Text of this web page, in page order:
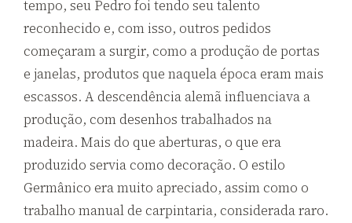
tempo, seu Pedro foi tendo seu talento
reconhecido e, com isso, outros pedidos
começaram a surgir, como a produção de portas
e janelas, produtos que naquela época eram mais
escassos. A descendência alemã influenciava a
produção, com desenhos trabalhados na
madeira. Mais do que aberturas, o que era
produzido servia como decoração. O estilo
Germânico era muito apreciado, assim como o
trabalho manual de carpintaria, considerada raro.